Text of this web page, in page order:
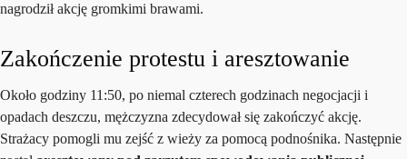
nagrodził akcję gromkimi brawami.
Zakończenie protestu i aresztowanie
Około godziny 11:50, po niemal czterech godzinach negocjacji i
opadach deszczu, mężczyzna zdecydował się zakończyć akcję.
Strażacy pomogli mu zejść z wieży za pomocą podnośnika. Następnie